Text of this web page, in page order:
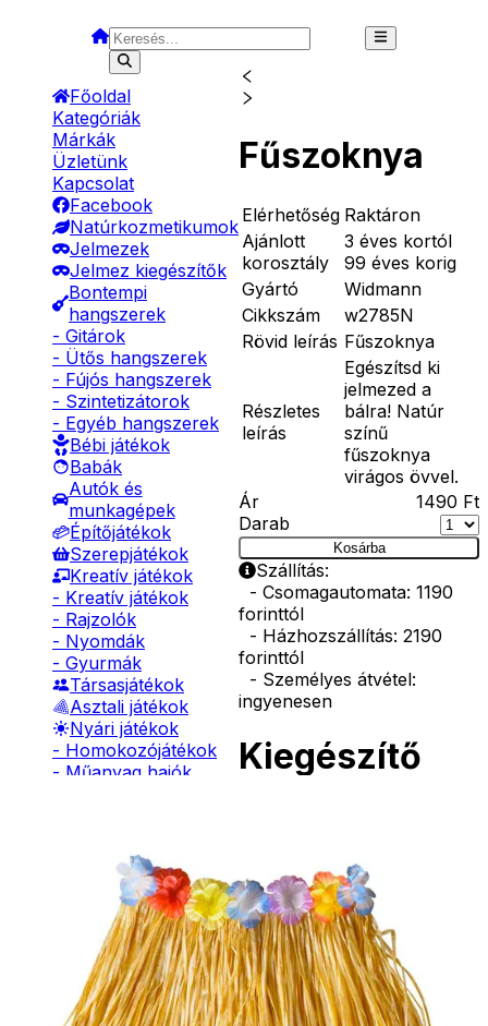
Főoldal
Kategóriák
Márkák
Üzletünk
Kapcsolat
Facebook
Natúrkozmetikumok
Jelmezek
Jelmez kiegészítők
Bontempi
hangszerek
- Gitárok
- Ütős hangszerek
- Fújós hangszerek
- Szintetizátorok
- Egyéb hangszerek
Bébi játékok
Babák
Autók és
munkagépek
Építőjátékok
Szerepjátékok
Kreatív játékok
- Kreatív játékok
- Rajzolók
- Nyomdák
- Gyurmák
Társasjátékok
Asztali játékok
Nyári játékok
- Homokozójátékok
- Műanyag hajók
- Egyéb nyári játékok
Lábbal hajtós
járművek
Téli játékok
Fűszoknya
Elérhetőség Raktáron
Ajánlott
korosztály
3 éves kortól
99 éves korig
Gyártó
Widmann
Cikkszám
w2785N
Rövid leírás Fűszoknya
Részletes
leírás
Egészítsd ki
jelmezed a
bálra! Natúr
színű
fűszoknya
virágos övvel.
Ár
1490 Ft
Darab
Kosárba
Szállítás:
- Csomagautomata: 1190
forinttól
- Házhozszállítás: 2190
forinttól
- Személyes átvétel:
ingyenesen
Kiegészítő
2490
Ft